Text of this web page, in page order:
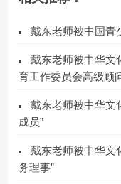
戴东老师被中国青
戴东老师被中华文
育工作委员会高级顾
戴东老师被中华文
成员”
戴东老师被中华文
务理事”